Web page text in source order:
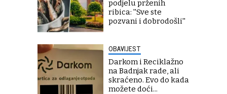
podjelu prženih
ribica: ''Sve ste
pozvani i dobrodošli''
OBAVIJEST
Darkom i Reciklažno
na Badnjak rade, ali
skraćeno. Evo do kada
možete doći...